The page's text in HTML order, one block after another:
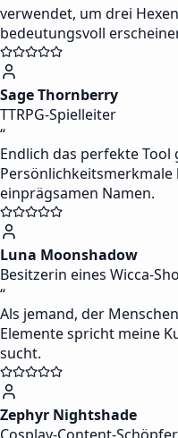
verwendet, um drei
bedeutungsvoll
Sage Thornberry
TTRPG-Spielleiter
“
Endlich das perfekte
einprägsamen Namen.
Luna Moonshadow
Besitzerin eines Wicca-
“
Als jemand, der
Elemente spricht meine
sucht.
Zephyr Nightshade